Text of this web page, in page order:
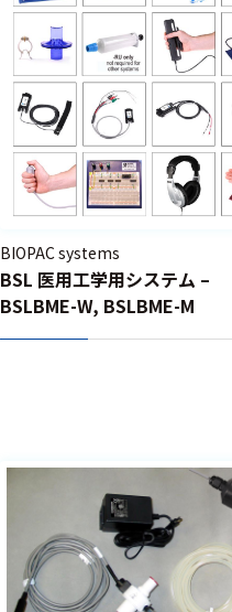
BIOPAC systems
BSL 医用工学用システム –
BSLBME-W, BSLBME-M